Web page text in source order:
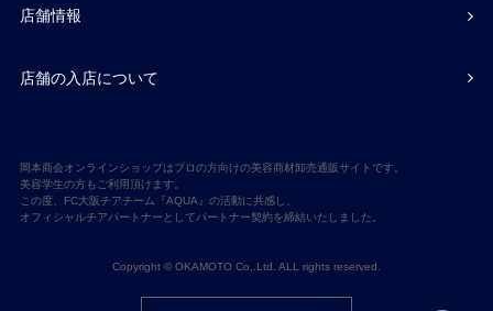
店舗情報
店舗の入店について
岡本商会オンラインショップはプロの方向けの美容商材卸売通販サイトです。
美容学生の方もご利用頂けます。
この度、FC大阪チアチーム『AQUA』の活動に共感し、
オフィシャルチアパートナーとしてパートナー契約を締結いたしました。
Copyright © OKAMOTO Co,.Ltd. ALL rights reserved.